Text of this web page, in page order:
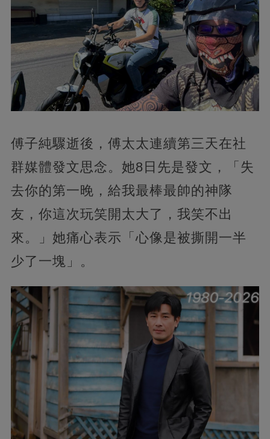
傅子純驟逝後，傅太太連續第三天在社
群媒體發文思念。她8日先是發文，「失
去你的第一晚，給我最棒最帥的神隊
友，你這次玩笑開太大了，我笑不出
來。」她痛心表示「心像是被撕開一半
少了一塊」。